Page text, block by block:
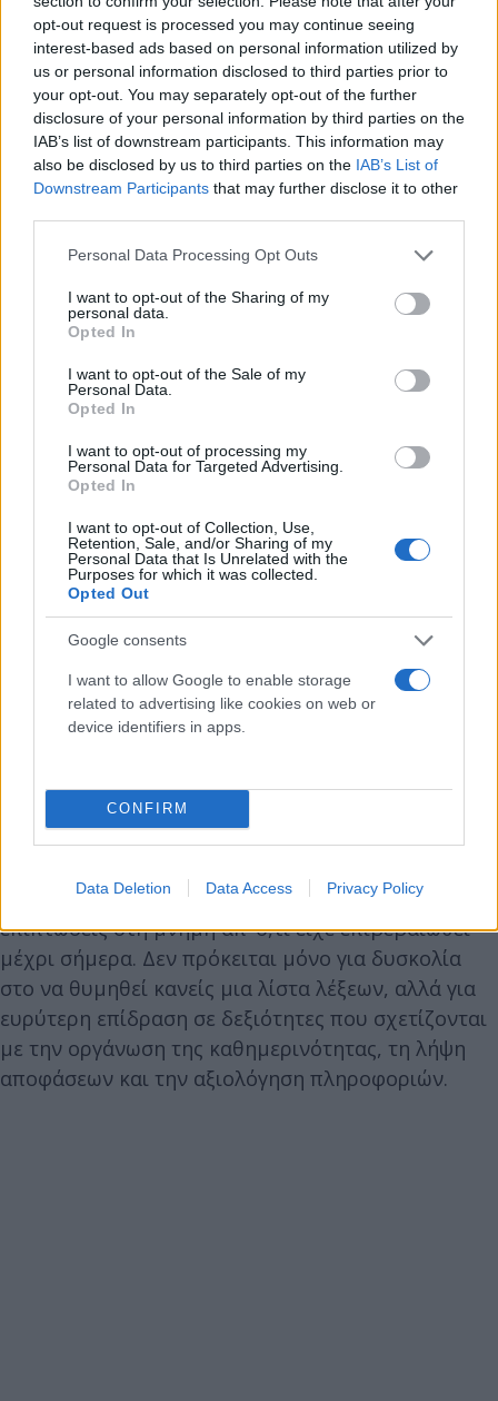
opt-out request is processed you may continue seeing
interest-based ads based on personal information utilized by
us or personal information disclosed to third parties prior to
your opt-out. You may separately opt-out of the further
disclosure of your personal information by third parties on the
IAB’s list of downstream participants. This information may
also be disclosed by us to third parties on the IAB’s List of
Downstream Participants that may further disclose it to other
Please note that this website/app uses one or more Google
not limited to your visit or usage behaviour. You may click to
grant or deny consent to Google and its third-party tags to
use your data for below specified purposes in below Google
consent section.
Personal Data Processing Opt Outs
I want to opt-out of the Sharing of my
personal data.
Opted In
I want to opt-out of the Sale of my
Personal Data.
Opted In
I want to opt-out of processing my
Personal Data for Targeted Advertising.
Opted In
I want to opt-out of Collection, Use,
Retention, Sale, and/or Sharing of my
Personal Data that Is Unrelated with the
Purposes for which it was collected.
Opted Out
Google consents
I want to allow Google to enable storage
related to advertising like cookies on web or
device identifiers in apps.
CONFIRM
Data Deletion Data Access Privacy Policy
Ποιες μορφές μνήμης επηρεάστηκαν
περισσότερο
Συνολικά, 15 από τα 21 επιμέρους τεστ έδειξαν
στατιστικά σημαντική επιδείνωση της επίδοσης
μετά τη χρήση κάνναβης. Οι επιδράσεις δεν
επεκτάθηκαν σε οπτικοχωρικές δεξιότητες, στην
ικανότητα να θυμόμαστε την πηγή μιας
πληροφορίας (source memory), ακόμη και στην
Ενδιαφέρον έχει ότι επηρεάστηκε και η προοπτική
μνήμη, δηλαδή η ικανότητα να θυμόμαστε ότι
«έχουμε κάτι να κάνουμε», μια δεξιότητα κρίσιμη
για την καθημερινή λειτουργικότητα.
Η μόνη κατηγορία που δεν φάνηκε να πλήττεται
σημαντικά ήταν η επεισοδιακή μνήμη
περιεχομένου – με απλά λόγια, η ανάκληση του «τι
συνέβη» σε μια προσωπική εμπειρία. Ωστόσο, οι
η κάνναβη είναι αβλαβής σε αυτόν τον τομέα, αλλά
ότι στη συγκεκριμένη δοκιμασία δεν εντοπίστηκε
Τι σημαίνουν τα ευρήματα
κάνναβης έχει πιο εκτεταμένες βραχυπρόθεσμες
επιπτώσεις στη μνήμη απ’ ό,τι είχε επιβεβαιωθεί
μέχρι σήμερα. Δεν πρόκειται μόνο για δυσκολία
στο να θυμηθεί κανείς μια λίστα λέξεων, αλλά για
ευρύτερη επίδραση σε δεξιότητες που σχετίζονται
με την οργάνωση της καθημερινότητας, τη λήψη
αποφάσεων και την αξιολόγηση πληροφοριών.